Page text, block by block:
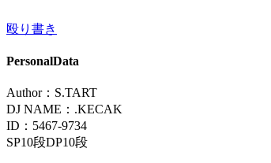
殴り書き
PersonalData
Author：S.TART
DJ NAME：.KECAK
ID：5467-9734
SP10段DP10段